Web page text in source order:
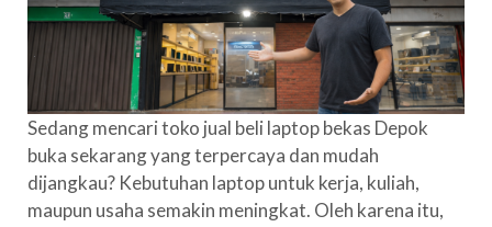
Sedang mencari toko jual beli laptop bekas Depok
buka sekarang yang terpercaya dan mudah
dijangkau? Kebutuhan laptop untuk kerja, kuliah,
maupun usaha semakin meningkat. Oleh karena itu,